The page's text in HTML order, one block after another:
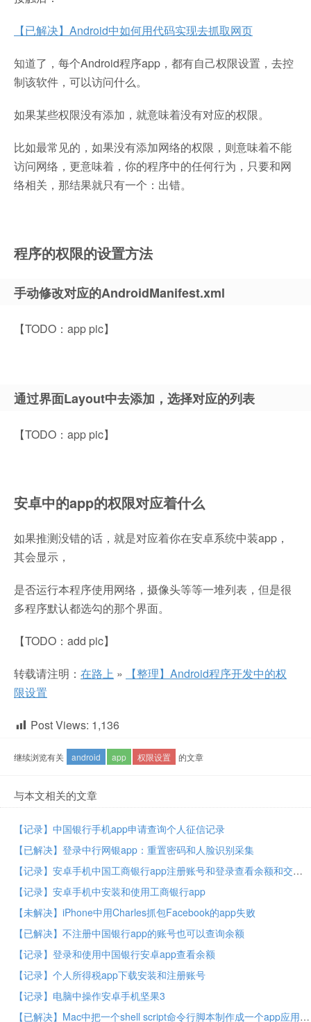
【已解决】Android中如何用代码实现去抓取网页
知道了，每个Android程序app，都有自己权限设置，去控
制该软件，可以访问什么。
如果某些权限没有添加，就意味着没有对应的权限。
比如最常见的，如果没有添加网络的权限，则意味着不能
访问网络，更意味着，你的程序中的任何行为，只要和网
络相关，那结果就只有一个：出错。
程序的权限的设置方法
手动修改对应的AndroidManifest.xml
【TODO：app pic】
通过界面Layout中去添加，选择对应的列表
【TODO：app pic】
安卓中的app的权限对应着什么
如果推测没错的话，就是对应着你在安卓系统中装app，
其会显示，
是否运行本程序使用网络，摄像头等等一堆列表，但是很
多程序默认都选勾的那个界面。
【TODO：add pic】
转载请注明： 在路上 »
【整理】Android程序开发中的权
限设置
Post Views: 1,136
继续浏览有关 android app 权限设置 的文章
与本文相关的文章
【记录】中国银行手机app申请查询个人征信记录
【已解决】登录中行网银app：重置密码和人脸识别采集
【记录】安卓手机中国工商银行app注册账号和登录查看余额和交易明细
【记录】安卓手机中安装和使用工商银行app
【未解决】iPhone中用Charles抓包Facebook的app失败
【已解决】不注册中国银行app的账号也可以查询余额
【记录】登录和使用中国银行安卓app查看余额
【记录】个人所得税app下载安装和注册账号
【记录】电脑中操作安卓手机坚果3
【已解决】Mac中把一个shell script命令行脚本制作成一个app应用